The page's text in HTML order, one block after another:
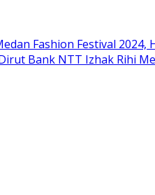
Fashion Festival 2024,
Bank NTT Izhak Rihi